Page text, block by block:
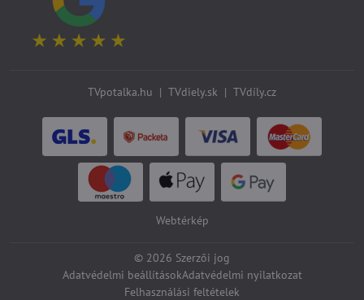
TVpotalka.hu | TVdiely.sk | TVdíly.cz
Webtérkép
© 2026 Szerzői jog
Adatvédelmi beállításokAdatvédelmi nyilatkozat
Felhasználási feltételek